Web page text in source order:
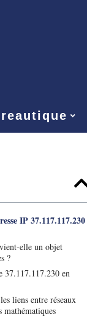
IP 37.117.117.230
elle un objet
?
37.117.117.230 en
liens entre réseaux
mathématiques